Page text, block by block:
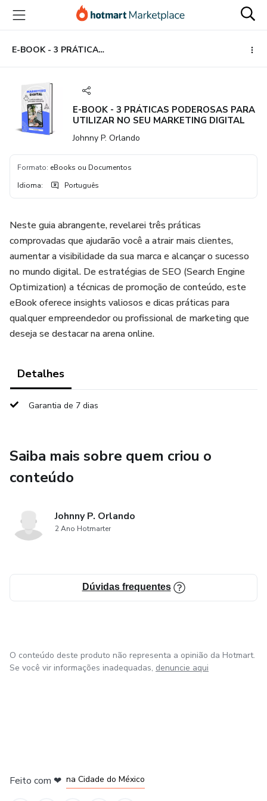
para
conteúdo
principal
para
pagamento
para
rodapé
E-BOOK - 3 PRÁTICAS PODEROSAS PARA UTILIZAR NO SEU MARKETING DIGITAL
E-BOOK - 3 PRÁTICAS PODEROSAS PARA
UTILIZAR NO SEU MARKETING DIGITAL
Johnny P. Orlando
Formato: eBooks ou Documentos
Idioma: Português
Neste guia abrangente, revelarei três práticas
comprovadas que ajudarão você a atrair mais clientes,
aumentar a visibilidade da sua marca e alcançar o sucesso
no mundo digital. De estratégias de SEO (Search Engine
Optimization) a técnicas de promoção de conteúdo, este
eBook oferece insights valiosos e dicas práticas para
qualquer empreendedor ou profissional de marketing que
deseja se destacar na arena online.
Detalhes
Garantia de 7 dias
Saiba mais sobre quem criou o
conteúdo
Johnny P. Orlando
2 Ano Hotmarter
Dúvidas frequentes
O conteúdo deste produto não representa a opinião da Hotmart.
Se você vir informações inadequadas, denuncie aqui
Feito com ❤ na Cidade do México